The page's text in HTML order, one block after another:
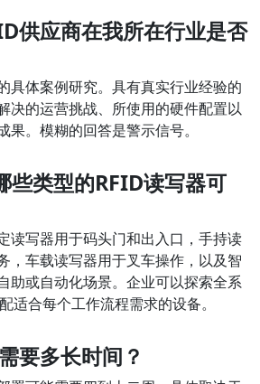
供应商在我所在行业是否
具体案例研究。具有真实行业经验的
决的运营挑战、所使用的硬件配置以
果。模糊的回答是警示信号。
些类型的RFID读写器可
读写器用于码头门和出入口，手持读
，车载读写器用于叉车操作，以及智
助或自动化场景。企业可以探索全系
适合每个工作流程需求的设备。
要多长时间？